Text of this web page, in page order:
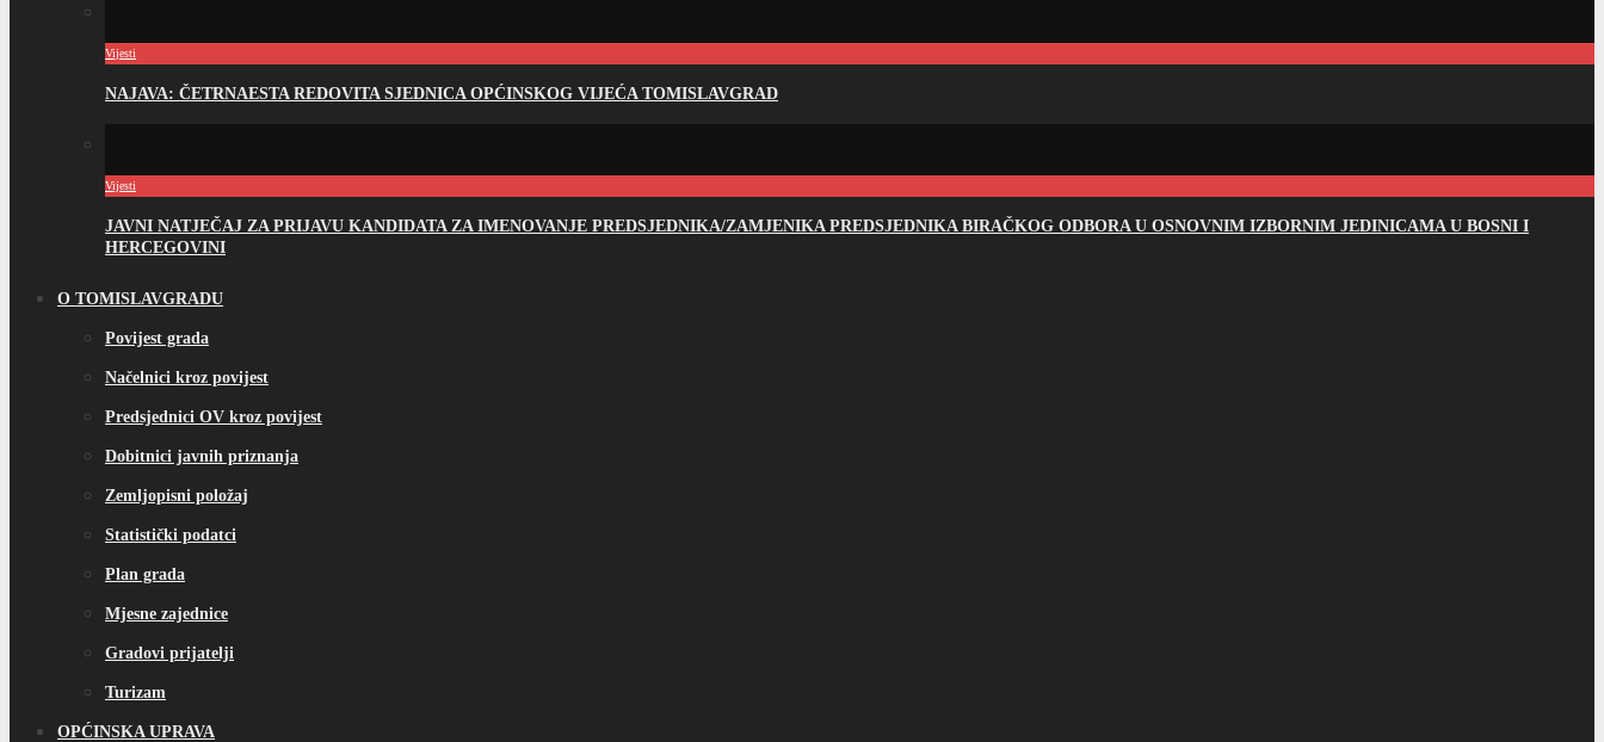
Vijesti
NAJAVA: ČETRNAESTA REDOVITA SJEDNICA OPĆINSKOG VIJEĆA TOMISLAVGRAD
Vijesti
JAVNI NATJEČAJ ZA PRIJAVU KANDIDATA ZA IMENOVANJE PREDSJEDNIKA/ZAMJENIKA PREDSJEDNIKA BIRAČKOG ODBORA U OSNOVNIM IZBORNIM JEDINICAMA U BOSNI I
HERCEGOVINI
O TOMISLAVGRADU
Povijest grada
Načelnici kroz povijest
Predsjednici OV kroz povijest
Dobitnici javnih priznanja
Zemljopisni položaj
Statistički podatci
Plan grada
Mjesne zajednice
Gradovi prijatelji
Turizam
OPĆINSKA UPRAVA